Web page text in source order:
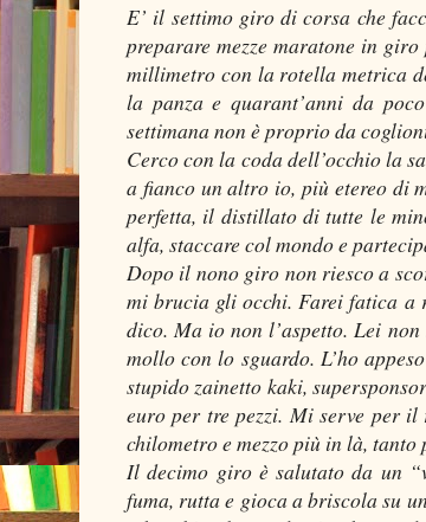
E’ il settimo giro di corsa che
preparare mezze maratone in
millimetro con la rotella metrica
la panza e quarant’anni da
settimana non è proprio da
Cerco con la coda dell’occhio la
a fianco un altro io, più etereo di
perfetta, il distillato di tutte le
alfa, staccare col mondo e
Dopo il nono giro non riesco a
mi brucia gli occhi. Farei fatica a
dico. Ma io non l’aspetto. Lei
mollo con lo sguardo. L’ho
stupido zainetto kaki,
euro per tre pezzi. Mi serve per
chilometro e mezzo più in là,
Il decimo giro è salutato da un
fuma, rutta e gioca a briscola su